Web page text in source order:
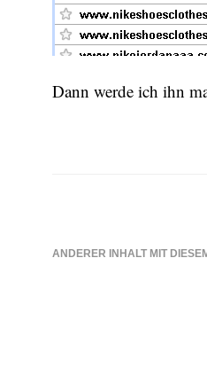
Dann werde ich ihn
ANDERER INHALT MIT